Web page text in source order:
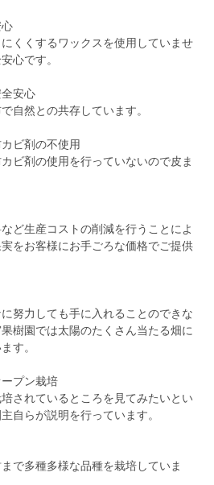
くくするワックスを使用していませ
心です。
安心
自然との共存しています。
ビ剤の不使用
ビ剤の使用を行っていないので皮ま
ど生産コストの削減を行うことによ
をお客様にお手ごろな価格でご提供
努力しても手に入れることのできな
樹園では太陽のたくさん当たる畑に
す。
プン栽培
されているところを見てみたいとい
自らが説明を行っています。
で多種多様な品種を栽培していま